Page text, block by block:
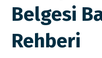
Belgesi
Rehberi